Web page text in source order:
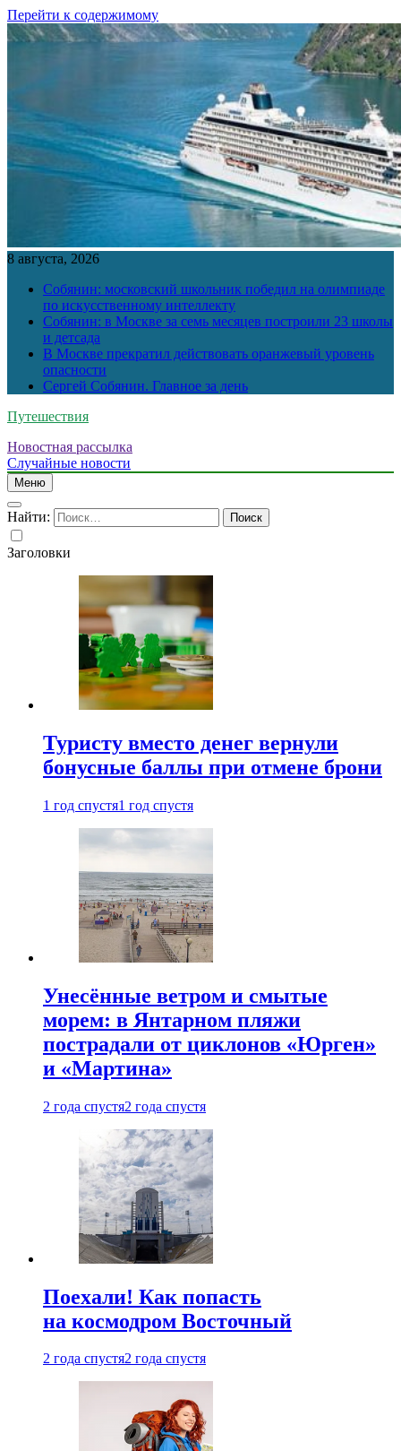
Перейти к содержимому
8 августа, 2026
Собянин: московский школьник победил на олимпиаде
по искусственному интеллекту
Собянин: в Москве за семь месяцев построили 23 школы
и детсада
В Москве прекратил действовать оранжевый уровень
опасности
Сергей Собянин. Главное за день
Путешествия
Новостная рассылка
Случайные новости
Меню
Найти:
Заголовки
Туристу вместо денег вернули
бонусные баллы при отмене брони
1 год спустя1 год спустя
Унесённые ветром и смытые
морем: в Янтарном пляжи
пострадали от циклонов «Юрген»
и «Мартина»
2 года спустя2 года спустя
Поехали! Как попасть
на космодром Восточный
2 года спустя2 года спустя